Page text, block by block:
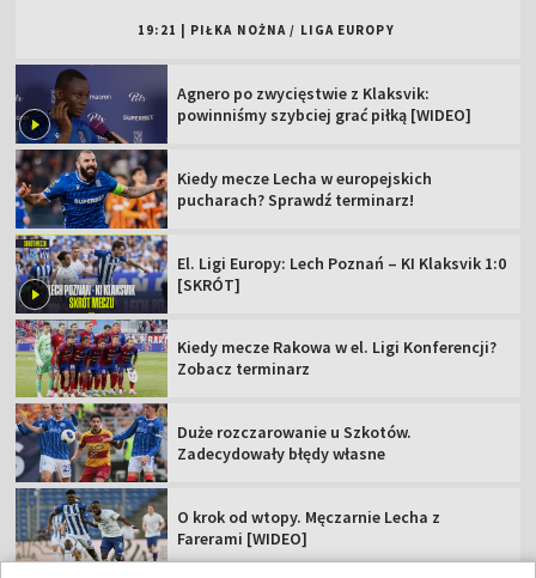
19:21 PIŁKA NOŻNA / LIGA EUROPY
Agnero po zwycięstwie z Klaksvik:
powinniśmy szybciej grać piłką [WIDEO]
Kiedy mecze Lecha w europejskich
pucharach? Sprawdź terminarz!
El. Ligi Europy: Lech Poznań – KI Klaksvik 1:0
[SKRÓT]
Kiedy mecze Rakowa w el. Ligi Konferencji?
Zobacz terminarz
Duże rozczarowanie u Szkotów.
Zadecydowały błędy własne
O krok od wtopy. Męczarnie Lecha z
Farerami [WIDEO]